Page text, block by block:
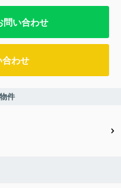
問い合わせ
合わせ
件